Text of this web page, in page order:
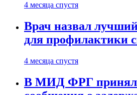
4 месяца спустя
Врач назвал
для профилактики
4 месяца спустя
В МИД ФРГ